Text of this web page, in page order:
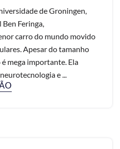
de Groningen,
Feringa,
carro do mundo movido
Apesar do tamanho
mega importante. Ela
e ...